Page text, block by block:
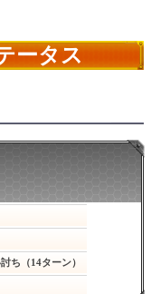
ータス
ち（14ターン）